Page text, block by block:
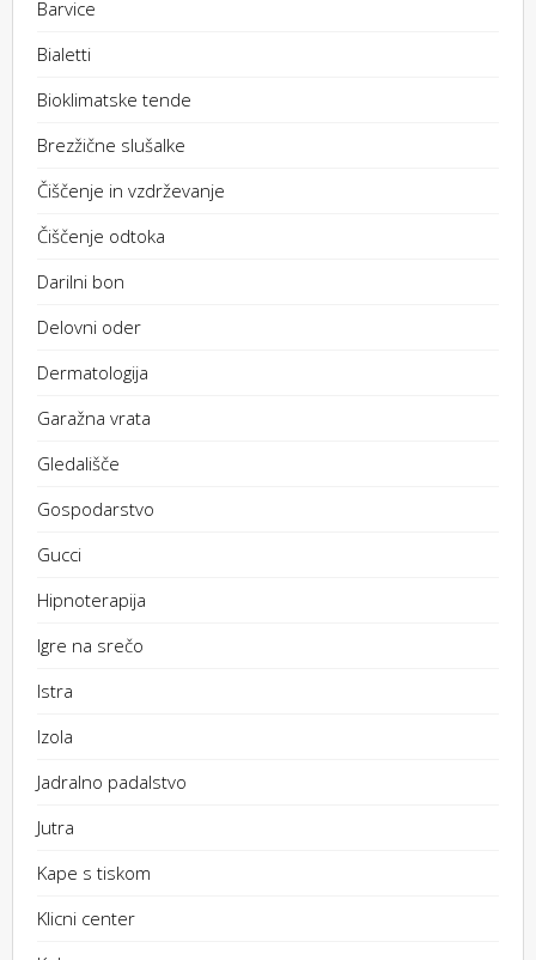
Barvice
Bialetti
Bioklimatske tende
Brezžične slušalke
Čiščenje in vzdrževanje
Čiščenje odtoka
Darilni bon
Delovni oder
Dermatologija
Garažna vrata
Gledališče
Gospodarstvo
Gucci
Hipnoterapija
Igre na srečo
Istra
Izola
Jadralno padalstvo
Jutra
Kape s tiskom
Klicni center